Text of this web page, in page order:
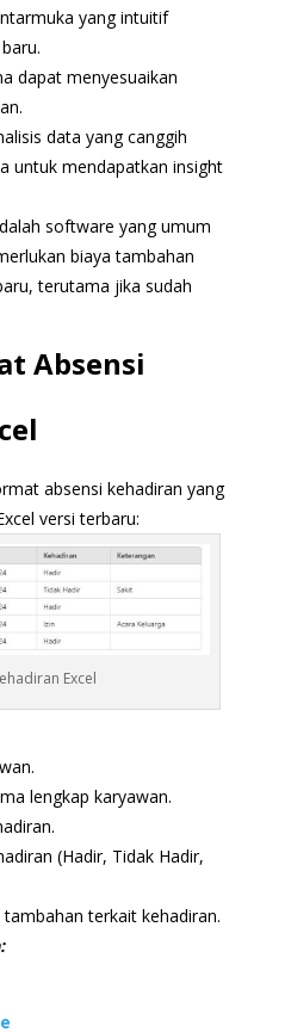
yang intuitif
dapat menyesuaikan
data yang canggih
untuk mendapatkan insight
software yang umum
biaya tambahan
terutama jika sudah
Absensi
absensi kehadiran yang
versi terbaru:
Excel
lengkap karyawan.
(Hadir, Tidak Hadir,
tambahan terkait kehadiran.